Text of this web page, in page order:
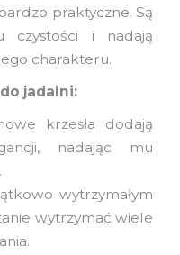
praktyczne. Są
czystości i nadają
charakteru.
jadalni:
krzesła dodają
nadając mu
wytrzymałym
wytrzymać wiele